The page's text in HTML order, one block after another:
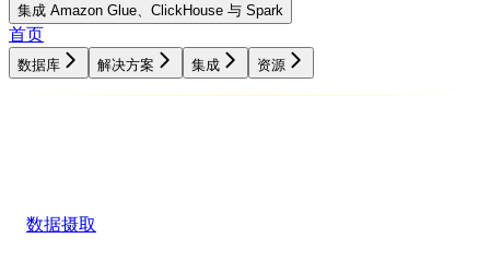
集成 Amazon Glue、ClickHouse 与 Spark
首页
数据库 解决方案 集成 资源
数据摄取